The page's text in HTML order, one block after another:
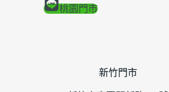
桃園門市
新竹門市